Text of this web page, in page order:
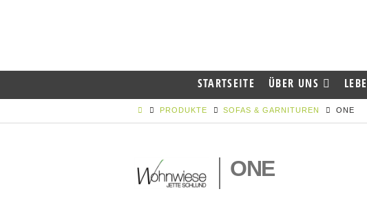
STARTSEITE ÜBER UNS
PRODUKTE SOFAS & GARNITUREN ONE
ONE